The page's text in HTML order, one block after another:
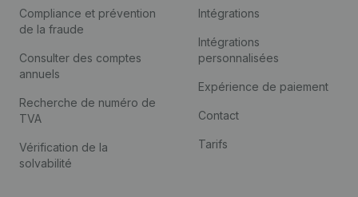
Compliance et prévention
de la fraude
Consulter des comptes
annuels
Recherche de numéro de
TVA
Vérification de la
solvabilité
Intégrations
Intégrations
personnalisées
Expérience de paiement
Contact
Tarifs